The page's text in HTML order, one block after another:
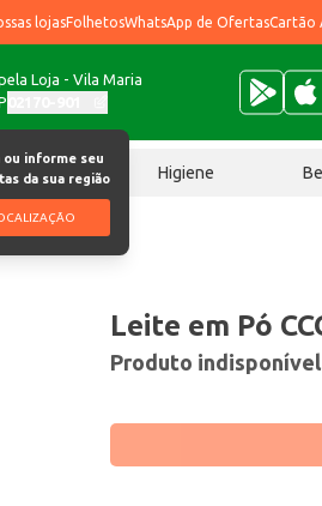
lojasFolhetosWhatsApp de OfertasCartão
Loja - Vila Maria
ou informe seu
da sua região
Higiene
Leite em Pó
Produto indisponível